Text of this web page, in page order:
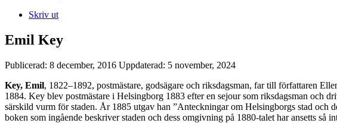
Skriv ut
Emil Key
Publicerad: 8 december, 2016 Uppdaterad: 5 november, 2024
Key, Emil, 1822–1892, postmästare, godsägare och riksdagsman, far till författaren
1884. Key blev postmästare i Helsingborg 1883 efter en sejour som riksdagsman och
särskild vurm för staden. År 1885 utgav han ”Anteckningar om Helsingborgs stad och
boken som ingående beskriver staden och dess omgivning på 1880-talet har ansetts så